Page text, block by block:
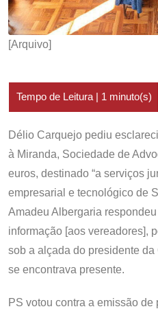
[Arquivo]
Délio Carquejo pediu
à Miranda, Sociedade de
euros, destinado “a serviços
empresarial e tecnológico de
Amadeu Albergaria
informação [aos vereadores],
sob a alçada do presidente
se encontrava presente.
PS votou contra a emissão